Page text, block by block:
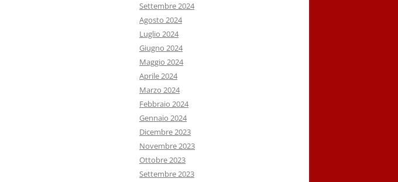
Settembre 2024
Agosto 2024
Luglio 2024
Giugno 2024
Maggio 2024
Aprile 2024
Marzo 2024
Febbraio 2024
Gennaio 2024
Dicembre 2023
Novembre 2023
Ottobre 2023
Settembre 2023